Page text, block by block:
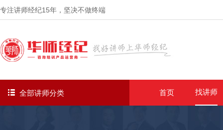
专注讲师经纪15年 ，坚决不做终端
全部讲师分类 首页 找讲师